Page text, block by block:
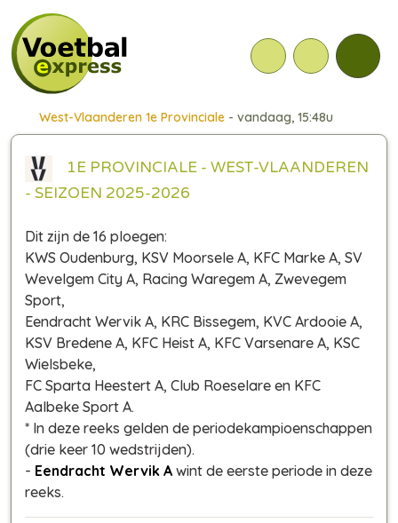
West-Vlaanderen 1e Provinciale- vandaag, 15:48u
1E PROVINCIALE - WEST-VLAANDEREN
- SEIZOEN 2025-2026
Dit zijn de 16 ploegen:
KWS Oudenburg, KSV Moorsele A, KFC Marke A, SV
Wevelgem City A, Racing Waregem A, Zwevegem
Sport,
Eendracht Wervik A, KRC Bissegem, KVC Ardooie A,
KSV Bredene A, KFC Heist A, KFC Varsenare A, KSC
Wielsbeke,
FC Sparta Heestert A, Club Roeselare en KFC
Aalbeke Sport A.
* In deze reeks gelden de periodekampioenschappen
(drie keer 10 wedstrijden).
- Eendracht Wervik A wint de eerste periode in deze
reeks.